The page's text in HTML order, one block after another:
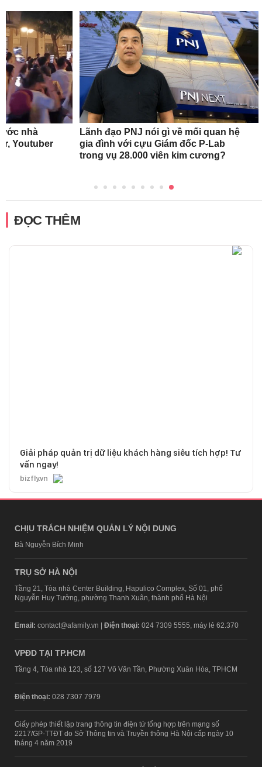
nhà
Youtuber
Lãnh đạo PNJ nói gì về mối quan hệ
gia đình với cựu Giám đốc P-Lab
trong vụ 28.000 viên kim cương?
ĐỌC THÊM
Giải pháp quản trị dữ liệu khách hàng siêu tích hợp! Tư
vấn ngay!
bizfly.vn
CHỊU TRÁCH NHIỆM QUẢN LÝ NỘI DUNG
Bà Nguyễn Bích Minh
TRỤ SỞ HÀ NỘI
Tầng 21, Tòa nhà Center Building, Hapulico Complex, Số 01, phố
Nguyễn Huy Tưởng, phường Thanh Xuân, thành phố Hà Nội
Email: contact@afamily.vn | Điện thoại: 024 7309 5555, máy lẻ 62.370
VPĐD TẠI TP.HCM
Tầng 4, Tòa nhà 123, số 127 Võ Văn Tần, Phường Xuân Hòa, TPHCM
Điện thoại: 028 7307 7979
Giấy phép thiết lập trang thông tin điện tử tổng hợp trên mạng số
2217/GP-TTĐT do Sở Thông tin và Truyền thông Hà Nội cấp ngày 10
tháng 4 năm 2019